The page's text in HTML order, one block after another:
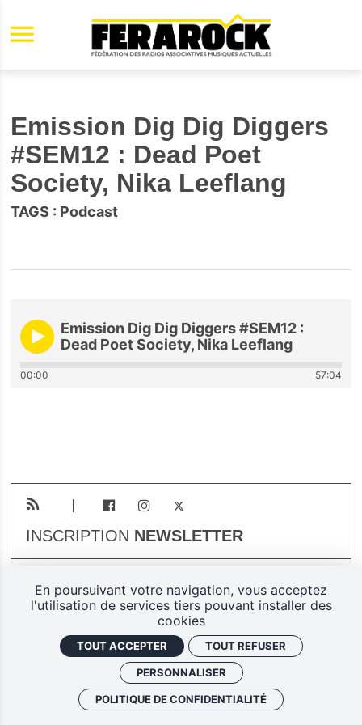
Aller au contenu principal
Emission Dig Dig Diggers
#SEM12 : Dead Poet
Society, Nika Leeflang
TAGS : Podcast
Emission Dig Dig Diggers #SEM12 :
Dead Poet Society, Nika Leeflang
00:00 57:04
INSCRIPTION NEWSLETTER
Plan du site
Mentions légales
Politique de confidentialité
Ferarock.org, une réalisation
En poursuivant votre navigation, vous acceptez
l'utilisation de services tiers pouvant installer des
cookies
TOUT ACCEPTER TOUT REFUSER
PERSONNALISER
POLITIQUE DE CONFIDENTIALITÉ